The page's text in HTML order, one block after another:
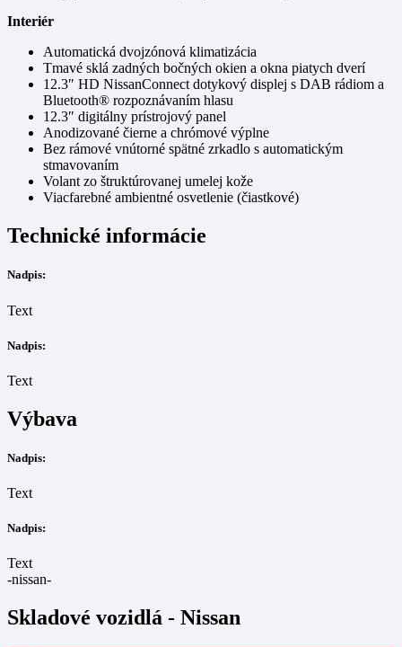
Interiér
Automatická dvojzónová klimatizácia
Tmavé sklá zadných bočných okien a okna piatych dverí
12.3″ HD NissanConnect dotykový displej s DAB rádiom a
Bluetooth® rozpoznávaním hlasu
12.3″ digitálny prístrojový panel
Anodizované čierne a chrómové výplne
Bez rámové vnútorné spätné zrkadlo s automatickým
stmavovaním
Volant zo štruktúrovanej umelej kože
Viacfarebné ambientné osvetlenie (čiastkové)
Technické informácie
Nadpis:
Text
Nadpis:
Text
Výbava
Nadpis:
Text
Nadpis:
Text
-nissan-
Skladové vozidlá - Nissan